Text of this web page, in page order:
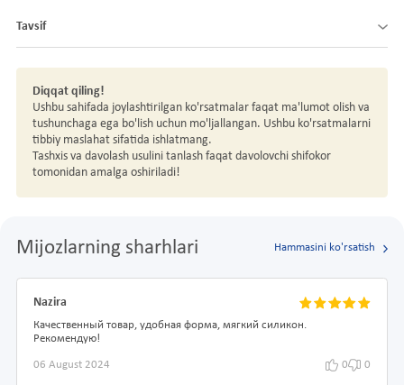
Tavsif
Diqqat qiling!
Ushbu sahifada joylashtirilgan ko'rsatmalar faqat ma'lumot olish va
tushunchaga ega bo'lish uchun mo'ljallangan. Ushbu ko'rsatmalarni
tibbiy maslahat sifatida ishlatmang.
Tashxis va davolash usulini tanlash faqat davolovchi shifokor
tomonidan amalga oshiriladi!
Mijozlarning sharhlari Hammasini ko'rsatish
Nazira
Качественный товар, удобная форма, мягкий силикон.
Рекомендую!
06 August 2024 0 0